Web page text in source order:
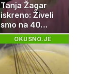
Tanja Žagar
iskreno: Živeli
smo na 40
kvadratih, a
imela sem vse,
kar otrok
potrebuje
OKUSNO.JE